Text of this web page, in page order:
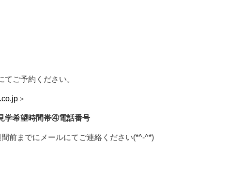
てご予約ください。
＞
希望時間帯④電話番号
前までにメールにてご連絡ください(*^-^*)